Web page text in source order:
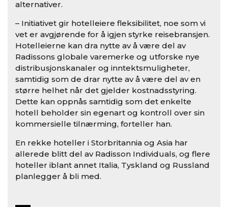
alternativer.
– Initiativet gir hotelleiere fleksibilitet, noe som vi
vet er avgjørende for å igjen styrke reisebransjen.
Hotelleierne kan dra nytte av å være del av
Radissons globale varemerke og utforske nye
distribusjonskanaler og inntektsmuligheter,
samtidig som de drar nytte av å være del av en
større helhet når det gjelder kostnadsstyring.
Dette kan oppnås samtidig som det enkelte
hotell beholder sin egenart og kontroll over sin
kommersielle tilnærming, forteller han.
En rekke hoteller i Storbritannia og Asia har
allerede blitt del av Radisson Individuals, og flere
hoteller iblant annet Italia, Tyskland og Russland
planlegger å bli med.